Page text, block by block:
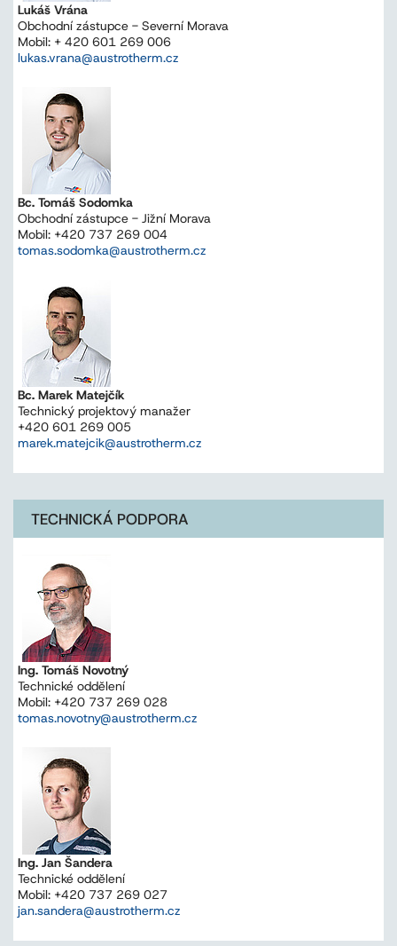
Lukáš Vrána
Obchodní zástupce - Severní Morava
Mobil: + 420 601 269 006
lukas.vrana@austrotherm.cz
Bc. Tomáš Sodomka
Obchodní zástupce - Jižní Morava
Mobil: +420 737 269 004
tomas.sodomka@austrotherm.cz
Bc. Marek Matejčík
Technický projektový manažer
+420 601 269 005
marek.matejcik@austrotherm.cz
TECHNICKÁ PODPORA
Ing. Tomáš Novotný
Technické oddělení
Mobil: +420 737 269 028
tomas.novotny@austrotherm.cz
Ing. Jan Šandera
Technické oddělení
Mobil: +420 737 269 027
jan.sandera@austrotherm.cz